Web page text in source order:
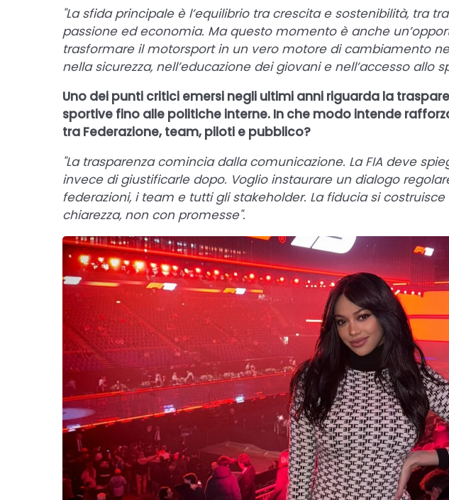
"La sfida principale è l’equilibrio tra crescita e sostenibilità, tra
passione ed economia. Ma questo momento è anche
trasformare il motorsport in un vero motore di cambiamento
nella sicurezza, nell’educazione dei giovani e nell’accesso allo
Uno dei punti critici emersi negli ultimi anni riguarda la
sportive fino alle politiche interne. In che modo intende
tra Federazione, team, piloti e pubblico?
"La trasparenza comincia dalla comunicazione. La FIA deve
invece di giustificarle dopo. Voglio instaurare un dialogo
federazioni, i team e tutti gli stakeholder. La fiducia si
chiarezza, non con promesse".